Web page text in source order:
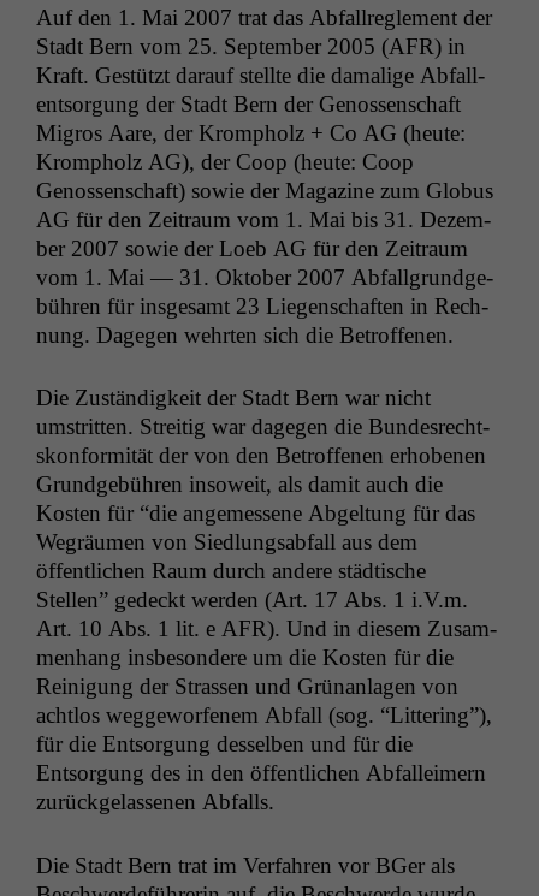
Auf den 1. Mai 2007 trat das Abfall­re­gle­ment der
Stadt Bern vom 25. Sep­tem­ber 2005 (AFR) in
Kraft. Gestützt darauf stellte die dama­lige Abfal­l­
entsorgung der Stadt Bern der Genossen­schaft
Migros Aare, der Krompholz + Co AG (heute:
Krompholz AG), der Coop (heute: Coop
Genossen­schaft) sowie der Mag­a­zine zum Globus
AG
ber 2007 sowie der Loeb AG für den Zeitraum
vom 1. Mai — 31. Okto­ber 2007 Abfall­grundge­
bühren für ins­ge­samt 23 Liegen­schaften in Rech­
nung. Dage­gen wehrten sich die Betroffenen.
Die Zuständigkeit der Stadt Bern war nicht
umstrit­ten. Stre­it­ig war dage­gen die Bun­desrecht­
skon­for­mität der von den Betrof­fe­nen erhobe­nen
Grundge­bühren insoweit, als damit auch die
Kosten für “die angemessene Abgel­tung für das
Wegräu­men von Sied­lungsab­fall aus dem
öffentlichen Raum durch andere städtis­che
Stellen” gedeckt wer­den (Art. 17 Abs. 1 i.V.m.
Art. 10 Abs. 1 lit. e AFR). Und in diesem Zusam­
men­hang ins­beson­dere um die Kosten für die
Reini­gung der Strassen und Grü­nan­la­gen von
acht­los wegge­wor­fen­em Abfall (sog. “Lit­ter­ing”),
für die Entsorgung des­sel­ben und für die
Entsorgung des in den öffentlichen Abfall­eimern
zurück­ge­lasse­nen Abfalls.
Die Stadt Bern trat im Ver­fahren vor BGer als